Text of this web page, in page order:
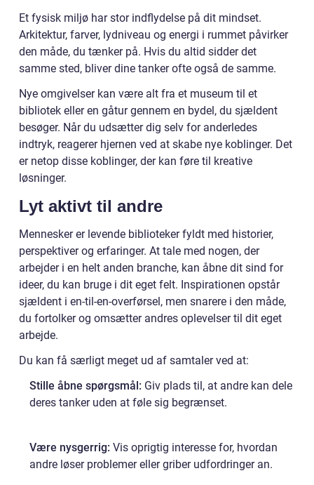
Et fysisk miljø har stor indflydelse på dit mindset.
Arkitektur, farver, lydniveau og energi i rummet påvirker
den måde, du tænker på. Hvis du altid sidder det
samme sted, bliver dine tanker ofte også de samme.
Nye omgivelser kan være alt fra et museum til et
bibliotek eller en gåtur gennem en bydel, du sjældent
besøger. Når du udsætter dig selv for anderledes
indtryk, reagerer hjernen ved at skabe nye koblinger. Det
er netop disse koblinger, der kan føre til kreative
løsninger.
Lyt aktivt til andre
Mennesker er levende biblioteker fyldt med historier,
perspektiver og erfaringer. At tale med nogen, der
arbejder i en helt anden branche, kan åbne dit sind for
ideer, du kan bruge i dit eget felt. Inspirationen opstår
sjældent i en-til-en-overførsel, men snarere i den måde,
du fortolker og omsætter andres oplevelser til dit eget
arbejde.
Du kan få særligt meget ud af samtaler ved at:
Stille åbne spørgsmål: Giv plads til, at andre kan dele
deres tanker uden at føle sig begrænset.
Være nysgerrig: Vis oprigtig interesse for, hvordan
andre løser problemer eller griber udfordringer an.